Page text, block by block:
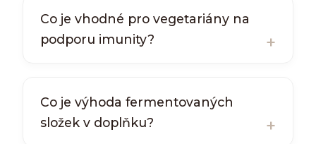
Co je vhodné pro vegetariány na
podporu imunity?
Co je výhoda fermentovaných
složek v doplňku?